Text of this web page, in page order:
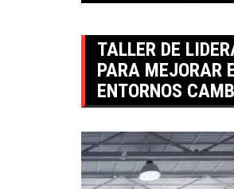
TALLER DE
PARA MEJORAR
ENTORNOS